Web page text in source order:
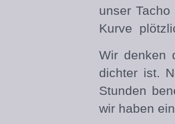
unser
Kurve
Wir denken
dichter ist.
Stunden
wir haben